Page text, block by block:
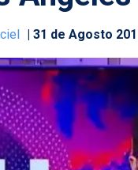
31 de Agosto